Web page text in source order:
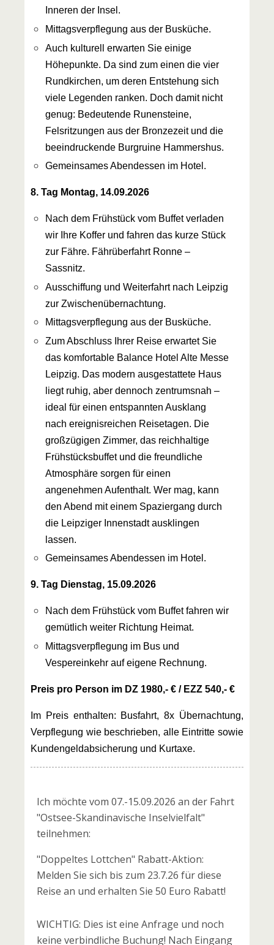
Inneren der Insel.
Mittagsverpflegung aus der Busküche.
Auch kulturell erwarten Sie einige
Höhepunkte. Da sind zum einen die vier
Rundkirchen, um deren Entstehung sich
viele Legenden ranken. Doch damit nicht
genug: Bedeutende Runensteine,
Felsritzungen aus der Bronzezeit und die
beeindruckende Burgruine Hammershus.
Gemeinsames Abendessen im Hotel.
8. Tag Montag, 14.09.2026
Nach dem Frühstück vom Buffet verladen
wir Ihre Koffer und fahren das kurze Stück
zur Fähre. Fährüberfahrt Ronne –
Sassnitz.
Ausschiffung und Weiterfahrt nach Leipzig
zur Zwischenübernachtung.
Mittagsverpflegung aus der Busküche.
Zum Abschluss Ihrer Reise erwartet Sie
das komfortable Balance Hotel Alte Messe
Leipzig. Das modern ausgestattete Haus
liegt ruhig, aber dennoch zentrumsnah –
ideal für einen entspannten Ausklang
nach ereignisreichen Reisetagen. Die
großzügigen Zimmer, das reichhaltige
Frühstücksbuffet und die freundliche
Atmosphäre sorgen für einen
angenehmen Aufenthalt. Wer mag, kann
den Abend mit einem Spaziergang durch
die Leipziger Innenstadt ausklingen
lassen.
Gemeinsames Abendessen im Hotel.
9. Tag Dienstag, 15.09.2026
Nach dem Frühstück vom Buffet fahren wir
gemütlich weiter Richtung Heimat.
Mittagsverpflegung im Bus und
Vespereinkehr auf eigene Rechnung.
Preis pro Person im DZ 1980,- € / EZZ 540,- €
Im Preis enthalten: Busfahrt, 8x Übernachtung,
Verpflegung wie beschrieben, alle Eintritte sowie
Kundengeldabsicherung und Kurtaxe.
Ich möchte vom 07.-15.09.2026 an der Fahrt
"Ostsee-Skandinavische Inselvielfalt"
teilnehmen:
"Doppeltes Lottchen" Rabatt-Aktion:
Melden Sie sich bis zum 23.7.26 für diese
Reise an und erhalten Sie 50 Euro Rabatt!
WICHTIG: Dies ist eine Anfrage und noch
keine verbindliche Buchung! Nach Eingang